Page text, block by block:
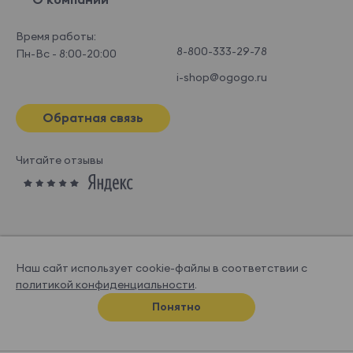
Время работы:
Пн-Вс - 8:00-20:00
8-800-333-29-78
i-shop@ogogo.ru
Обратная связь
Читайте отзывы
© OGOGOHOME, 2026
Спроектировано и нарисовано вСупрематике
Наш сайт использует cookie-файлы в соответствии с
политикой конфиденциальности.
Понятно